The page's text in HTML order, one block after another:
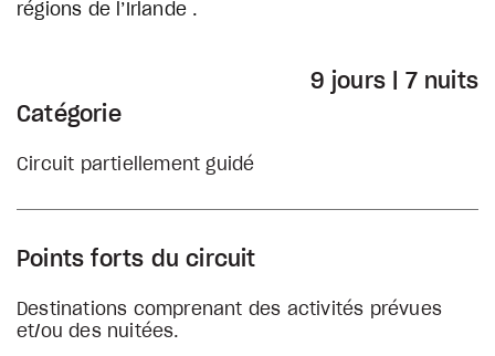
régions de l’Irlande .
9 jours | 7 nuits
Catégorie
Circuit partiellement guidé
Points forts du circuit
Destinations comprenant des activités prévues
et/ou des nuitées.